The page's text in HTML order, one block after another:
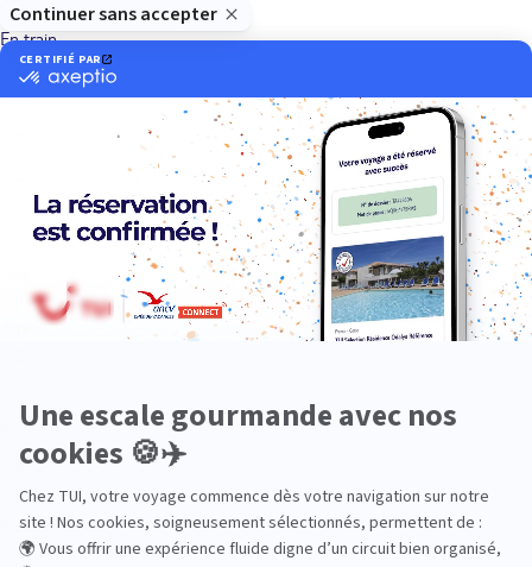
En train
Ethique
Hôtel de charme
Insolite